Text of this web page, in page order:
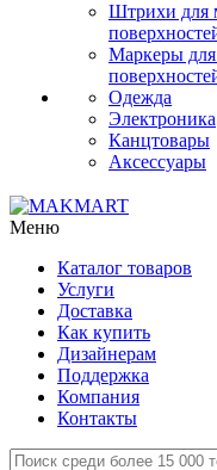
Штрихи для
Маркеры для
Одежда
Электроника
Канцтовары
Аксессуары
Меню
Каталог товаров
Услуги
Доставка
Как купить
Дизайнерам
Поддержка
Компания
Контакты